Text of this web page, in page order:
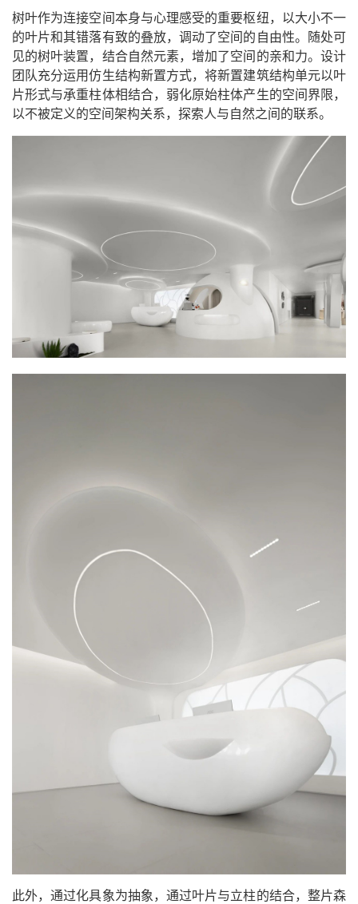
树叶作为连接空间本身与心理感受的重要枢纽，以大小不一
的叶片和其错落有致的叠放，调动了空间的自由性。随处可
见的树叶装置，结合自然元素，增加了空间的亲和力。设计
团队充分运用仿生结构新置方式，将新置建筑结构单元以叶
片形式与承重柱体相结合，弱化原始柱体产生的空间界限，
以不被定义的空间架构关系，探索人与自然之间的联系。
此外，通过化具象为抽象，通过叶片与立柱的结合，整片森